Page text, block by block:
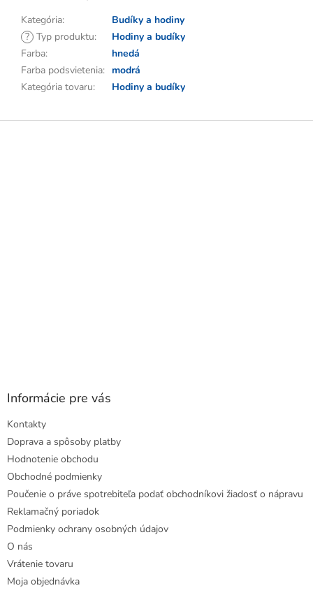
Kategória:
Budíky a hodiny
? Typ produktu:
Hodiny a budíky
Farba:
hnedá
Farba podsvietenia: modrá
Kategória tovaru: Hodiny a budíky
Z
Informácie pre vás
Kontakty
Doprava a spôsoby platby
Hodnotenie obchodu
Obchodné podmienky
Poučenie o práve spotrebiteľa podať obchodníkovi žiadosť o nápravu
Reklamačný poriadok
Podmienky ochrany osobných údajov
O nás
Vrátenie tovaru
Moja objednávka